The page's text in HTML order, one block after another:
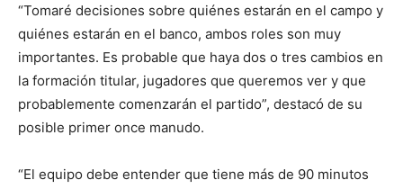
“Tomaré decisiones sobre quiénes estarán en el campo y
quiénes estarán en el banco, ambos roles son muy
importantes. Es probable que haya dos o tres cambios en
la formación titular, jugadores que queremos ver y que
probablemente comenzarán el partido”, destacó de su
posible primer once manudo.
“El equipo debe entender que tiene más de 90 minutos